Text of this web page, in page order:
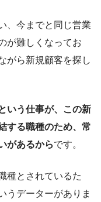
、今までと同じ営業
が難しくなってお
がら新規顧客を探し
いう仕事が、この新
する職種のため、常
があるからです。
種とされているた
うデーターがありま